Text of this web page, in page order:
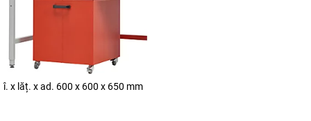
î. x lăț. x ad. 600 x 600 x 650 mm